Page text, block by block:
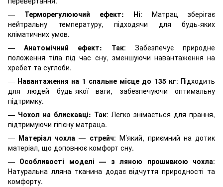
— Терморегулюючий ефект: Ні: Матрац зберігає
нейтральну температуру, підходячи для будь-яких
кліматичних умов.
—Анатомічний ефект: Так: Забезпечує природне
положення тіла під час сну, зменшуючи навантаження на
хребет та суглоби.
— Навантаження на 1 спальне місце до 135 кг: Підходить
для людей будь-якої ваги, забезпечуючи оптимальну
підтримку.
— Чохол на блискавці: Так: Легко знімається для прання,
підтримуючи гігієну матраца.
— Матеріал чохла — стрейч: М’який, приємний на дотик
матеріал, що доповнює комфорт сну.
— Особливості моделі — з ляною прошивкою чохла:
Натуральна лляна тканина додає відчуття природності та
комфорту.